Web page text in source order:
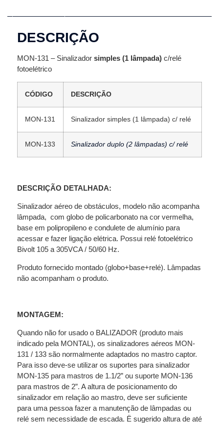
DESCRIÇÃO
MON-131 – Sinalizador simples (1 lâmpada) c/relé
fotoelétrico
CÓDIGO DESCRIÇÃO
MON-131 Sinalizador simples (1 lâmpada) c/ relé
MON-133 Sinalizador duplo (2 lâmpadas) c/ relé
DESCRIÇÃO DETALHADA:
Sinalizador aéreo de obstáculos, modelo não acompanha
lâmpada, com globo de policarbonato na cor vermelha,
base em polipropileno e condulete de alumínio para
acessar e fazer ligação elétrica. Possui relé fotoelétrico
Bivolt 105 a 305VCA / 50/60 Hz.
Produto fornecido montado (globo+base+relé). Lâmpadas
não acompanham o produto.
MONTAGEM:
Quando não for usado o BALIZADOR (produto mais
indicado pela MONTAL), os sinalizadores aéreos MON-
131 / 133 são normalmente adaptados no mastro captor.
Para isso deve-se utilizar os suportes para sinalizador
MON-135 para mastros de 1.1/2” ou suporte MON-136
para mastros de 2”. A altura de posicionamento do
sinalizador em relação ao mastro, deve ser suficiente
para uma pessoa fazer a manutenção de lâmpadas ou
relé sem necessidade de escada. Ë sugerido altura de até